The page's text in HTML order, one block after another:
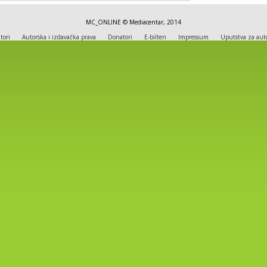
MC_ONLINE © Mediacentar, 2014
Autorska i izdavačka prava Donatori E-bilten Impressum Uputstva za